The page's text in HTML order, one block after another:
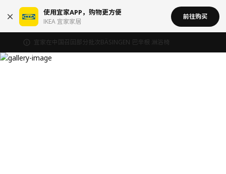
使用宜家APP，购物更方便
IKEA 宜家家居
前往购买
宜家在中国召回部分批次BÄSINGEN 巴辛根 淋浴椅